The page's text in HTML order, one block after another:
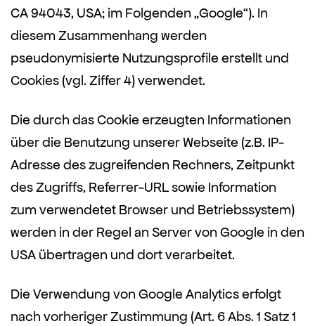
CA 94043, USA; im Folgenden „Google“). In
diesem Zusammenhang werden
pseudonymisierte Nutzungsprofile erstellt und
Cookies (vgl. Ziffer 4) verwendet.
Die durch das Cookie erzeugten Informationen
über die Benutzung unserer Webseite (z.B. IP-
Adresse des zugreifenden Rechners, Zeitpunkt
des Zugriffs, Referrer-URL sowie Information
zum verwendetet Browser und Betriebssystem)
werden in der Regel an Server von Google in den
USA übertragen und dort verarbeitet.
Die Verwendung von Google Analytics erfolgt
nach vorheriger Zustimmung (Art. 6 Abs. 1 Satz 1